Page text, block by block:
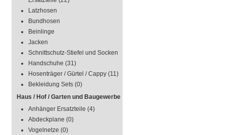
Latzhosen
Bundhosen
Beinlinge
Jacken
Schnittschutz-Stiefel und Socken
Handschuhe (31)
Hosenträger / Gürtel / Cappy (11)
Bekleidung Sets (0)
Haus / Hof / Garten und Baugewerbe
Anhänger Ersatzteile (4)
Abdeckplane (0)
Vogelnetze (0)